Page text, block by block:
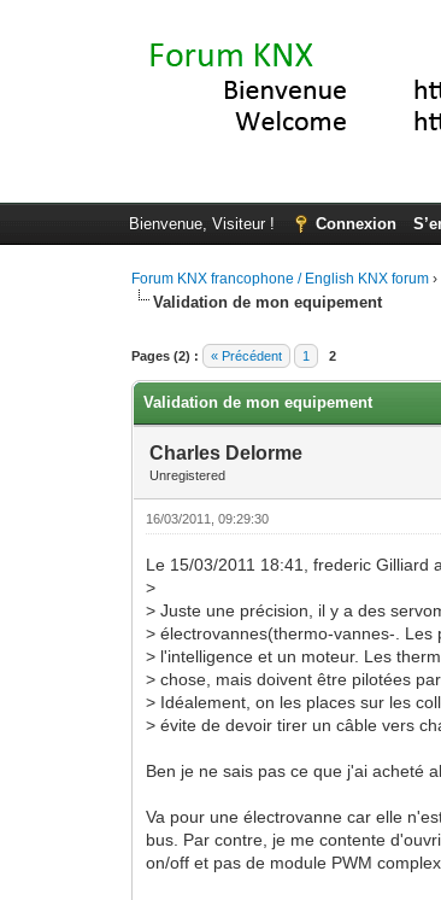
Bienvenue, Visiteur ! Connexion
Forum KNX francophone / English KNX forum ›
Validation de mon equipement
Pages (2) : « Précédent 1 2
Moyenne : 0 (0 vote(s))
Validation de mon equipement
Charles Delorme
Unregistered
16/03/2011, 09:29:30
Le 15/03/2011 18:41, frederic Gilliard
>
> Juste une précision, il y a des
> électrovannes(thermo-vannes-.
> l'intelligence et un moteur. Les
> chose, mais doivent être pilotées
> Idéalement, on les places sur les
> évite de devoir tirer un câble vers
Ben je ne sais pas ce que j'ai acheté
Va pour une électrovanne car elle
bus. Par contre, je me contente
on/off et pas de module PWM